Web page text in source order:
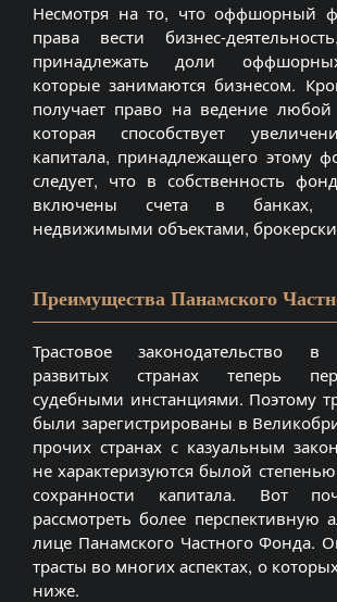
Несмотря на то, что оффшорный
права вести бизнес-
принадлежать доли
которые занимаются бизнесом.
получает право на ведение любой
которая способствует
капитала, принадлежащего этому
следует, что в собственность
включены счета в банках,
недвижимыми объектами,
Преимущества Панамского
Трастовое законодательство в
развитых странах теперь
судебными инстанциями. Поэтому
были зарегистрированы в
прочих странах с казуальным
не характеризуются былой
сохранности капитала. Вот
рассмотреть более перспективную
лице Панамского Частного Фонда.
трасты во многих аспектах, о
ниже.